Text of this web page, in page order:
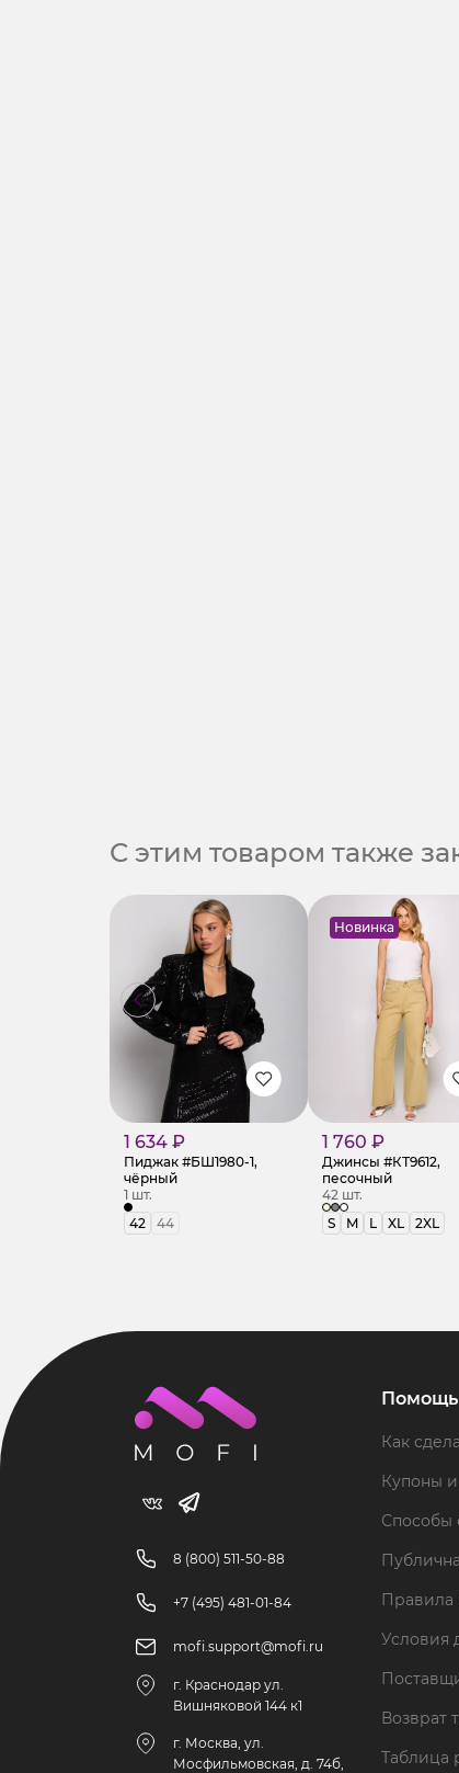
С этим товаром также
1 634 ₽
Пиджак #БШ1980-1,
чёрный
1 шт.
42
44
Новинка
1 760 ₽
Джинсы #КТ9612,
песочный
42 шт.
S
M L XL 2XL
8 (800) 511-50-88
+7 (495) 481-01-84
mofi.support@mofi.ru
г. Краснодар ул.
Вишняковой 144 к1
г. Москва, ул.
Мосфильмовская, д. 74б,
Помощь
Как
Купоны
Способы
Правила
Условия
Возврат
Таблица